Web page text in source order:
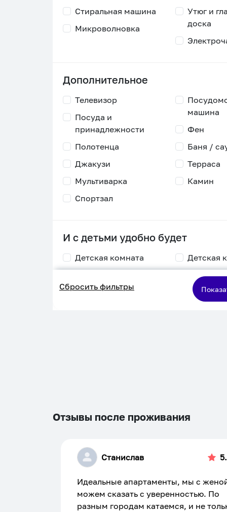
Стиральная машина
Микроволновка
Утюг и
доска
Дополнительное
Телевизор
Посуда и
принадлежности
машина
Фен
Полотенца
Джакузи
Баня /
Терраса
Мультиварка
Спортзал
Камин
И с детьми удобно будет
Детская комната
кормления
Детская
кровать
Сбросить фильтры
Отзывы после проживания
Станислав
Идеальные апартаменты, мы с
можем сказать с уверенностью. По
разным городам катаемся, и не